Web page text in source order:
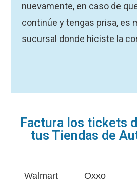
nuevamente, en caso de
continúe y tengas prisa, es
sucursal donde hiciste la
Factura los tickets
tus Tiendas de
Walmart Oxxo